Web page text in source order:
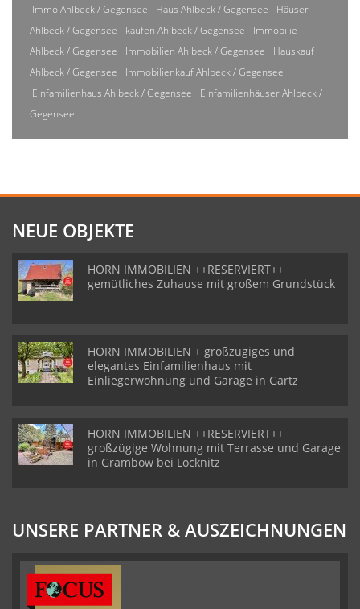
Immo Ahlbeck / Gegensee Haus Ahlbeck / Gegensee
Häuser
Ahlbeck / Gegensee
kaufen Ahlbeck / Gegensee
Immobilie
Ahlbeck / Gegensee
Immobilien Ahlbeck / Gegensee
Hauskauf
Ahlbeck / Gegensee
Immobilienkauf Ahlbeck / Gegensee
Einfamilienhaus Ahlbeck / Gegensee
Einfamilienhäuser Ahlbeck /
Gegensee
NEUE OBJEKTE
HORN IMMOBILIEN ++RESERVIERT++
gemütliches Zuhause mit großem Grundstück
HORN IMMOBILIEN + großzügiges und
elegantes Einfamilienhaus mit
Einliegerwohnung und Garage in Gartz
HORN IMMOBILIEN ++RESERVIERT++
großzügige Wohnung mit Terrasse und Garage
in Grambow bei Löcknitz
UNSERE PARTNER & AUSZEICHNUNGEN